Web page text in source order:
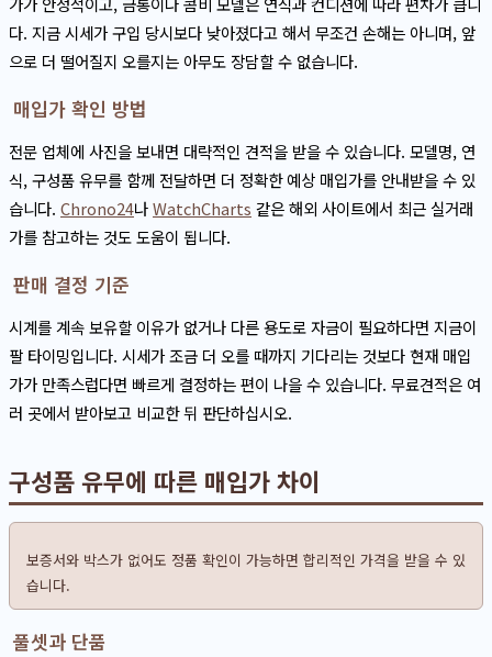
다. 지금 시세가 구입 당시보다 낮아졌다고 해서 무조건 손해는 아니며, 앞
으로 더 떨어질지 오를지는 아무도 장담할 수 없습니다.
매입가 확인 방법
전문 업체에 사진을 보내면 대략적인 견적을 받을 수 있습니다. 모델명, 연
식, 구성품 유무를 함께 전달하면 더 정확한 예상 매입가를 안내받을 수 있
습니다. Chrono24나WatchCharts 같은 해외 사이트에서 최근 실거래
가를 참고하는 것도 도움이 됩니다.
판매 결정 기준
시계를 계속 보유할 이유가 없거나 다른 용도로 자금이 필요하다면 지금이
팔 타이밍입니다. 시세가 조금 더 오를 때까지 기다리는 것보다 현재 매입
가가 만족스럽다면 빠르게 결정하는 편이 나을 수 있습니다. 무료견적은 여
러 곳에서 받아보고 비교한 뒤 판단하십시오.
구성품 유무에 따른 매입가 차이
보증서와 박스가 없어도 정품 확인이 가능하면 합리적인 가격을 받을 수 있
습니다.
풀셋과 단품